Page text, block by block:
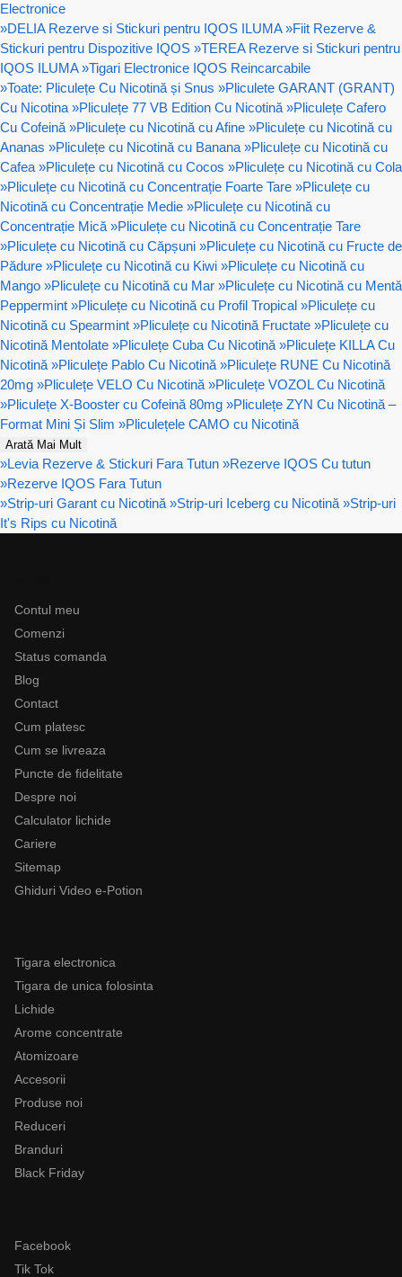
Electronice
»DELIA Rezerve si Stickuri pentru IQOS ILUMA »Fiit Rezerve &
Stickuri pentru Dispozitive IQOS »TEREA Rezerve si Stickuri pentru
IQOS ILUMA »Tigari Electronice IQOS Reincarcabile
»Toate: Pliculețe Cu Nicotină și Snus »Pliculete GARANT (GRANT)
Cu Nicotina »Pliculețe 77 VB Edition Cu Nicotină »Pliculețe Cafero
Cu Cofeină »Pliculețe cu Nicotină cu Afine »Pliculețe cu Nicotină cu
Ananas »Pliculețe cu Nicotină cu Banana »Pliculețe cu Nicotină cu
Cafea »Pliculețe cu Nicotină cu Cocos »Pliculețe cu Nicotină cu Cola
»Pliculețe cu Nicotină cu Concentrație Foarte Tare »Pliculețe cu
Nicotină cu Concentrație Medie »Pliculețe cu Nicotină cu
Concentrație Mică »Pliculețe cu Nicotină cu Concentrație Tare
»Pliculețe cu Nicotină cu Căpșuni »Pliculețe cu Nicotină cu Fructe de
Pădure »Pliculețe cu Nicotină cu Kiwi »Pliculețe cu Nicotină cu
Mango »Pliculețe cu Nicotină cu Mar »Pliculețe cu Nicotină cu Mentă
Peppermint »Pliculețe cu Nicotină cu Profil Tropical »Pliculețe cu
Nicotină cu Spearmint »Pliculețe cu Nicotină Fructate »Pliculețe cu
Nicotină Mentolate »Pliculețe Cuba Cu Nicotină »Pliculețe KILLA Cu
Nicotină »Pliculețe Pablo Cu Nicotină »Pliculețe RUNE Cu Nicotină
20mg »Pliculețe VELO Cu Nicotină »Pliculețe VOZOL Cu Nicotină
»Pliculețe X-Booster cu Cofeină 80mg »Pliculețe ZYN Cu Nicotină –
Format Mini Și Slim »Pliculețele CAMO cu Nicotină
Arată Mai Mult
»Levia Rezerve & Stickuri Fara Tutun »Rezerve IQOS Cu tutun
»Rezerve IQOS Fara Tutun
»Strip-uri Garant cu Nicotină »Strip-uri Iceberg cu Nicotină »Strip-uri
It's Rips cu Nicotină
Contul meu
Comenzi
Status comanda
Blog
Contact
Cum platesc
Cum se livreaza
Puncte de fidelitate
Despre noi
Calculator lichide
Cariere
Sitemap
Ghiduri Video e-Potion
Tigara electronica
Tigara de unica folosinta
Lichide
Arome concentrate
Atomizoare
Accesorii
Produse noi
Reduceri
Branduri
Black Friday
Facebook
Tik Tok